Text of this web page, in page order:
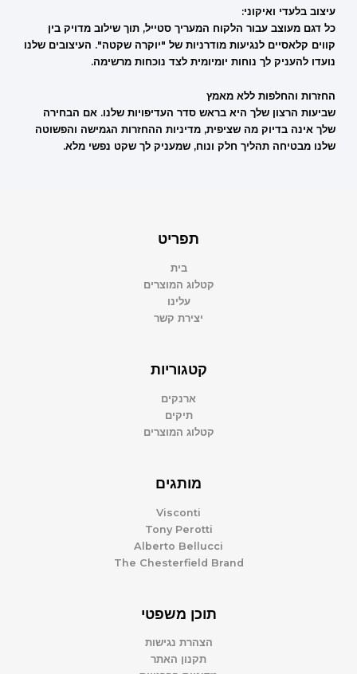
עיצוב בלעדי ואיקוני:
כל דגם מעוצב עבור הלקוח המעריך סטייל, תוך שילוב מדויק בין
קווים קלאסיים לנגיעות מודרניות של "יוקרה שקטה". העיצובים שלנו
נועדו להעניק לך נוחות יומיומית לצד נוכחות מרשימה.
החזרות והחלפות ללא מאמץ
שביעות הרצון שלך היא בראש סדר העדיפויות שלנו. אם הבחירה
שלך אינה בדיוק מה שציפית, מדיניות ההחזרות הגמישה והפשוטה
שלנו מבטיחה תהליך חלק ונוח, שמעניק לך שקט נפשי מלא.
תפריט
בית
קטלוג המוצרים
עלינו
יצירת קשר
קטגוריות
ארנקים
תיקים
קטלוג המוצרים
מותגים
Visconti
Tony Perotti
Alberto Bellucci
The Chesterfield Brand
תוכן משפטי
הצהרת נגישות
תקנון האתר